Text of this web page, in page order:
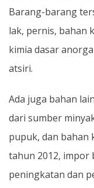
Barang-barang
lak, pernis, bahan
kimia dasar
atsiri.
Ada juga bahan
dari sumber
pupuk, dan bahan
tahun 2012, impor
peningkatan dan